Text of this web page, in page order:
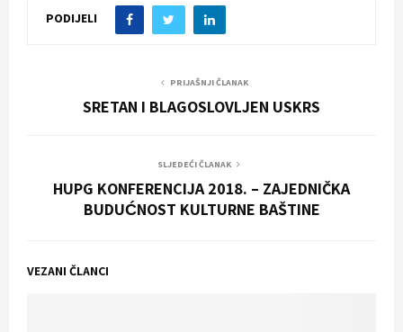
PODIJELI
PRIJAŠNJI ČLANAK
SRETAN I BLAGOSLOVLJEN USKRS
SLJEDEĆI ČLANAK
HUPG KONFERENCIJA 2018. – ZAJEDNIČKA
BUDUĆNOST KULTURNE BAŠTINE
VEZANI ČLANCI